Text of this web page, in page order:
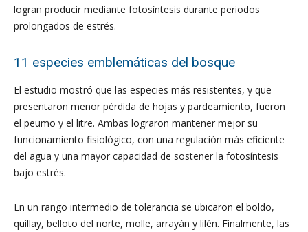
logran producir mediante fotosíntesis durante periodos
prolongados de estrés.
11 especies emblemáticas del bosque
El estudio mostró que las especies más resistentes, y que
presentaron menor pérdida de hojas y pardeamiento, fueron
el peumo y el litre. Ambas lograron mantener mejor su
funcionamiento fisiológico, con una regulación más eficiente
del agua y una mayor capacidad de sostener la fotosíntesis
bajo estrés.
En un rango intermedio de tolerancia se ubicaron el boldo,
quillay, belloto del norte, molle, arrayán y lilén. Finalmente, las